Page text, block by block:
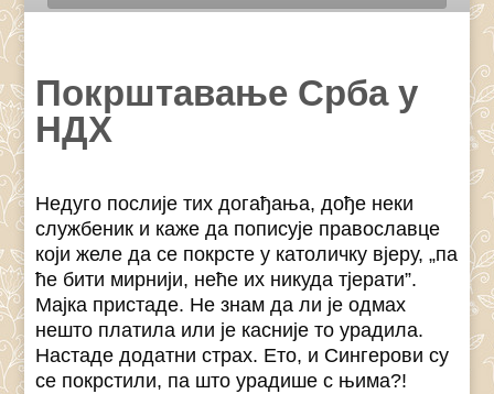
Покрштавање Срба у
НДХ
Недуго послије тих догађања, дође неки
службеник и каже да пописује православце
који желе да се покрсте у католичку вјеру, „па
ће бити мирнији, неће их никуда тјерати”.
Мајка пристаде. Не знам да ли је одмах
нешто платила или је касније то урадила.
Настаде додатни страх. Ето, и Сингерови су
се покрстили, па што урадише с њима?!